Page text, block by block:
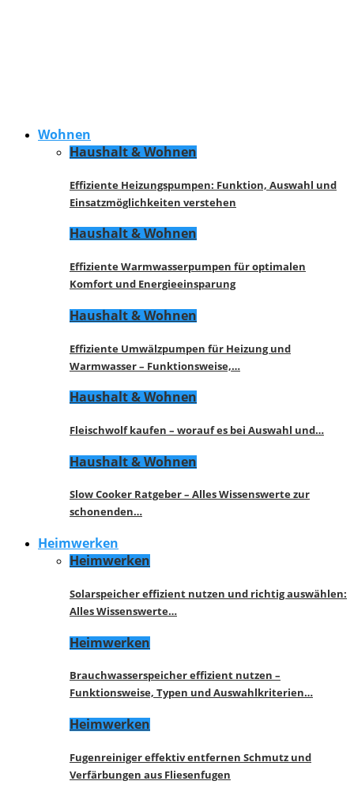
Wohnen
Haushalt & Wohnen
Effiziente Heizungspumpen: Funktion, Auswahl und
Einsatzmöglichkeiten verstehen
Haushalt & Wohnen
Effiziente Warmwasserpumpen für optimalen
Komfort und Energieeinsparung
Haushalt & Wohnen
Effiziente Umwälzpumpen für Heizung und
Warmwasser – Funktionsweise,…
Haushalt & Wohnen
Fleischwolf kaufen – worauf es bei Auswahl und…
Haushalt & Wohnen
Slow Cooker Ratgeber – Alles Wissenswerte zur
schonenden…
Heimwerken
Heimwerken
Solarspeicher effizient nutzen und richtig auswählen:
Alles Wissenswerte…
Heimwerken
Brauchwasserspeicher effizient nutzen –
Funktionsweise, Typen und Auswahlkriterien…
Heimwerken
Fugenreiniger effektiv entfernen Schmutz und
Verfärbungen aus Fliesenfugen